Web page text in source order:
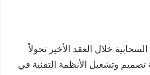
خلال العقد الأخير تحولاً
وتشغيل الأنظمة التقنية في